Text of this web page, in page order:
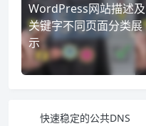
WordPress网站描述及
关键字不同页面分类展
示
快速稳定的公共DNS